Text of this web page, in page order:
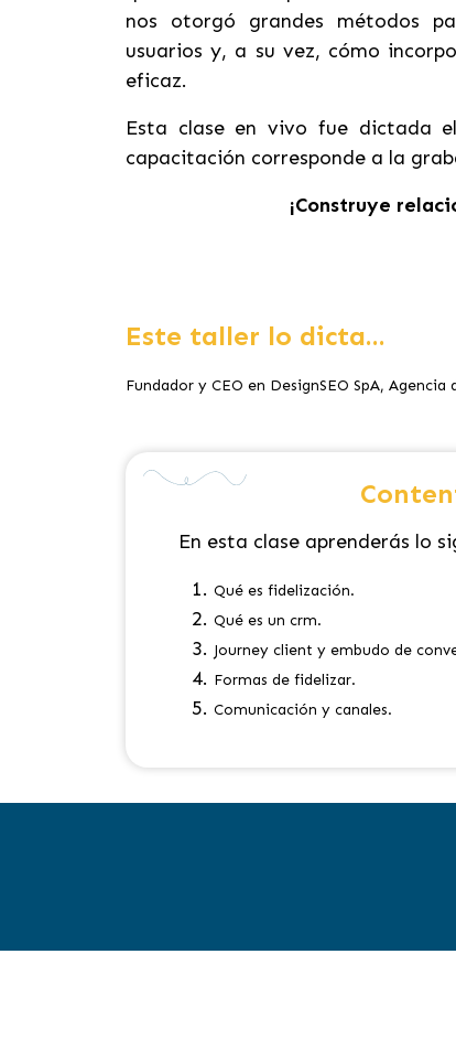
nos otorgó grandes métodos
usuarios y, a su vez, cómo
eficaz.
Esta clase en vivo fue dictada
capacitación corresponde a la
¡Construye
Este taller lo dicta...
Fundador y CEO en DesignSEO SpA,
En esta clase aprenderás lo
Qué es fidelización.
Qué es un crm.
Journey client y embudo de
Formas de fidelizar.
Comunicación y canales.